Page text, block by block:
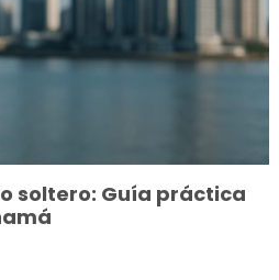
soltero: Guía práctica